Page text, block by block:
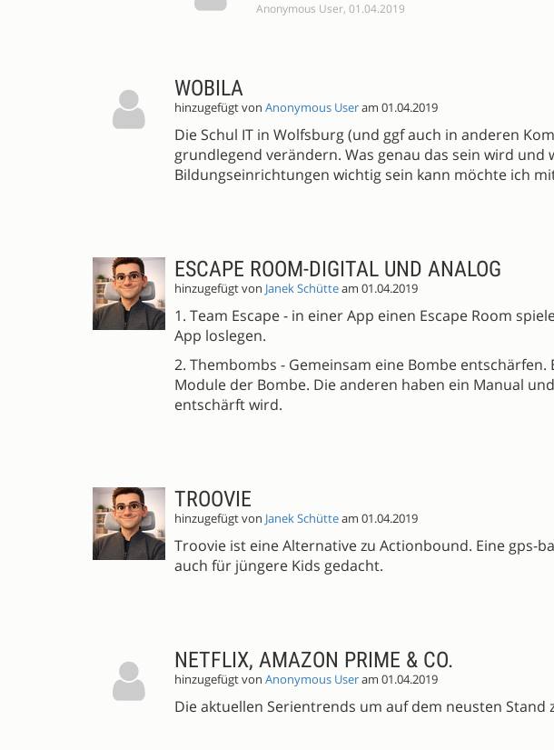
Anonymous User, 01.04.2019
WOBILA
hinzugefügt von Anonymous Useram 01.04.2019
Die Schul IT in Wolfsburg (und ggf auch in anderen
grundlegend verändern. Was genau das sein wird und
Bildungseinrichtungen wichtig sein kann möchte ich
ESCAPE ROOM-DIGITAL UND ANALOG
hinzugefügt von Janek Schütteam 01.04.2019
1. Team Escape - in einer App einen Escape Room
App loslegen.
2. Thembombs - Gemeinsam eine Bombe
Module der Bombe. Die anderen haben ein Manual
entschärft wird.
TROOVIE
hinzugefügt von Janek Schütteam 01.04.2019
Troovie ist eine Alternative zu Actionbound. Eine gps-
auch für jüngere Kids gedacht.
NETFLIX, AMAZON PRIME & CO.
hinzugefügt von Anonymous Useram 01.04.2019
Die aktuellen Serientrends um auf dem neusten Stand